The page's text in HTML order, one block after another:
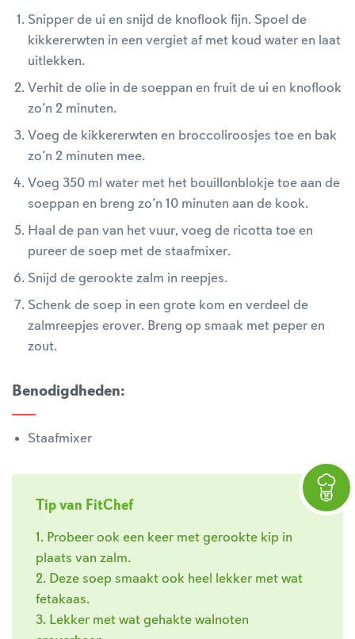
Snipper de ui en snijd de knoflook fijn. Spoel de
kikkererwten in een vergiet af met koud water en laat
uitlekken.
Verhit de olie in de soeppan en fruit de ui en knoflook
zo’n 2 minuten.
Voeg de kikkererwten en broccoliroosjes toe en bak
zo’n 2 minuten mee.
Voeg 350 ml water met het bouillonblokje toe aan de
soeppan en breng zo’n 10 minuten aan de kook.
Haal de pan van het vuur, voeg de ricotta toe en
pureer de soep met de staafmixer.
Snijd de gerookte zalm in reepjes.
Schenk de soep in een grote kom en verdeel de
zalmreepjes erover. Breng op smaak met peper en
zout.
Benodigdheden:
Staafmixer
Tip van FitChef
1. Probeer ook een keer met gerookte kip in
plaats van zalm.
2. Deze soep smaakt ook heel lekker met wat
fetakaas.
3. Lekker met wat gehakte walnoten